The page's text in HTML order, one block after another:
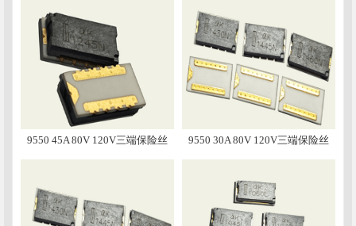
9550 45A 80V 120V三端保险丝 9550 30A 80V 120V三端保险丝